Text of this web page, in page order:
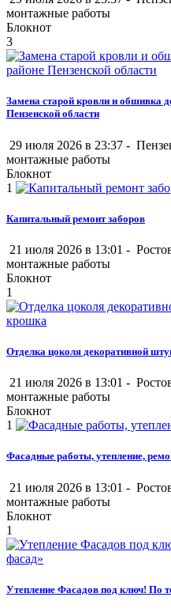
монтажные работы
Блокнот
3
Замена старой кровли и обшивка
Пензенской области
29 июля 2026 в 23:37 -
монтажные работы
Блокнот
1
Капитальный ремонт заборов
21 июля 2026 в 13:01 -
монтажные работы
Блокнот
1
Отделка цоколя декоративной
21 июля 2026 в 13:01 -
монтажные работы
Блокнот
1
Фасадные работы, утепление,
21 июля 2026 в 13:01 -
монтажные работы
Блокнот
1
Утепление Фасадов под ключ! По